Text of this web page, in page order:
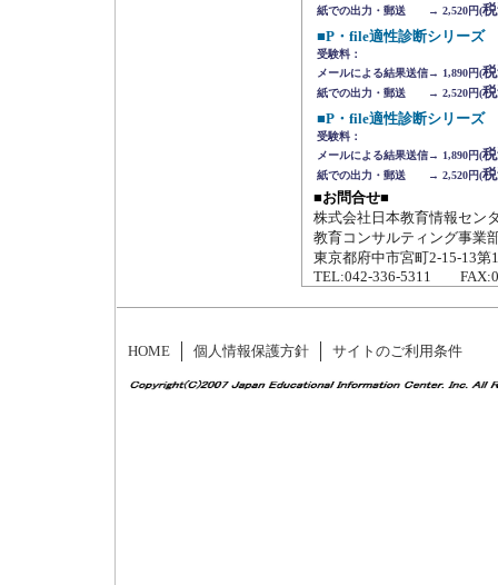
紙での出力・郵送 → 2,520円(
■P・file適性診断シリーズ
受験料：
メールによる結果送信→ 1,890円(
紙での出力・郵送 → 2,520円(
■P・file適性診断シリーズ
受験料：
メールによる結果送信→ 1,890円(
紙での出力・郵送 → 2,520円(
■お問合せ■
株式会社日本教育情報セン
教育コンサルティング事業
東京都府中市宮町2-15-13第
TEL:042-336-5311
HOME 個人情報保護方針 サイトのご利用条件